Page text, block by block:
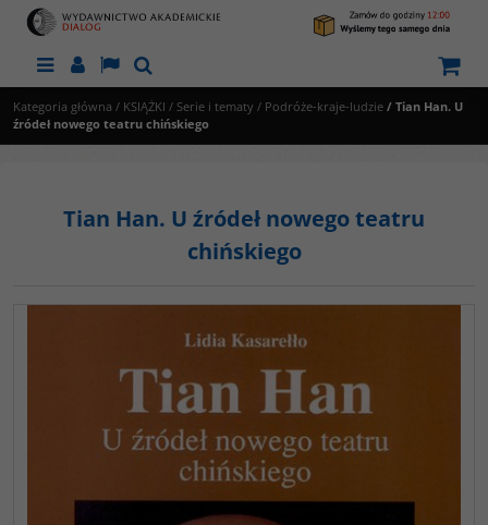
MenuPanelLangSzukaj
Kategoria główna / KSIĄŻKI / Serie i tematy / Podróże-kraje-ludzie / Tian Han. U
źródeł nowego teatru chińskiego
Tian Han. U źródeł nowego teatru
chińskiego